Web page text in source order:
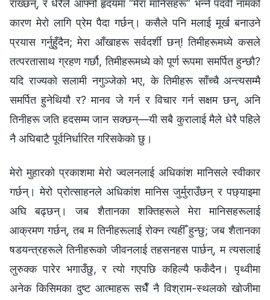
राख्छन्, र धेरैले आफ्‍नो हृदयमा “मेरा मानिसहरू” भन्‍ने पदवी नामको
कारण मेरो लागि प्रेम पैदा गर्छन्। कसैले पनि मलाई मूर्ख बनाउने
प्रयास गर्नुहुँदैन; मेरा आँखाहरू सर्वदर्शी छन्! तिमीहरूमध्ये कसले
तत्परतासाथ ग्रहण गर्छौ, तिमीहरूमध्ये को पूर्ण रूपमा समर्पित हुन्छौ?
यदि राज्यको सलामी नगुञ्जेको भए, के तिमीहरू साँच्‍चै अन्त्यसम्‍मै
समर्पित हुनेथियौ र? मानव जे गर्न र विचार गर्न सक्षम छन्, अनि
तिनीहरू जति हदसम्‍म जान सक्छन्—यी सबै कुरालाई मैले धेरै पहिले
नै अघिबाटै पूर्वनिर्धारित गरिसकेको छु।
मेरो मुहारको प्रकाशमा मेरो ज्वलनलाई अधिकांश मानिसले स्वीकार
गर्छन्। मेरो प्रोत्साहनले अधिकांश मानिस जुर्मुराउँछन् र पछ्याइमा
अघि बढ्छन्। जब शैतानका शक्तिहरूले मेरा मानिसहरूलाई
आक्रमण गर्छन्, तब म तिनीहरूलाई रोक्न त्यहीँ हुन्छु; जब शैतानका
षडयन्त्रहरूले तिनीहरूको जीवनलाई तहसनहस पार्छन्, म त्यसलाई
लुरुक्‍क पारेर भगाउँछु, र त्यो गएपछि कहिल्यै फर्कँदैन। पृथ्वीमा
अनेक किसिमका दुष्ट आत्‍माहरू सधैँ नै विश्राम-स्थलको खोजीमा